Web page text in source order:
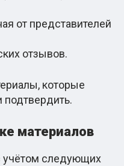
от представителей
отзывов.
которые
материалов
учётом следующих